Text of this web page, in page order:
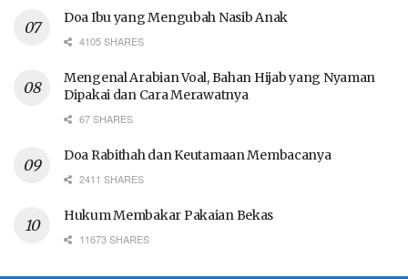
Doa Ibu yang Mengubah Nasib Anak
4105 SHARES
Mengenal Arabian Voal, Bahan Hijab yang Nyaman
Dipakai dan Cara Merawatnya
67 SHARES
Doa Rabithah dan Keutamaan Membacanya
2411 SHARES
Hukum Membakar Pakaian Bekas
11673 SHARES